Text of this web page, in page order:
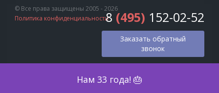
Нам 33 года! 🎂
© Все права защищены 2005 - 2026
Политика конфиденциальности8 (495) 152-02-52
Заказать обратный
звонок